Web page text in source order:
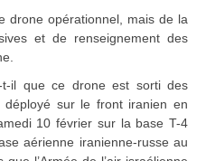
drone opérationnel, mais de la
et de renseignement des
t-il que ce drone est sorti des
sur le front iranien en
10 février sur la base T-4
aérienne iranienne-russe au